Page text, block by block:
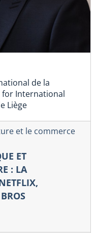
de la
for International
Liège
et le commerce
ET
: LA